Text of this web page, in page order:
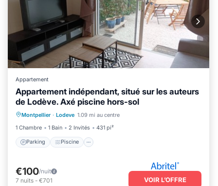
Appartement
Appartement indépendant, situé sur les auteurs
de Lodève. Axé piscine hors-sol
Montpellier · Lodeve 1.09 mi au centre
1 Chambre
1 Bain 2 Invités 431 pi²
Parking Piscine
Parking Piscine
Vue sur l’océan
Balcon/Terrasse
€100/nuit
7 nuits - €701 VOIR L’OFFRE